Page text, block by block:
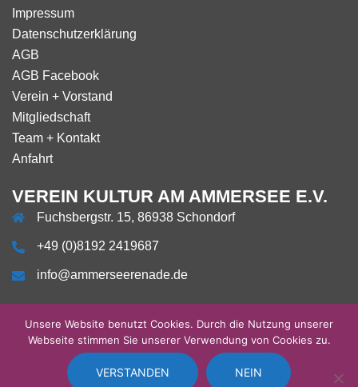
Impressum
Datenschutzerklärung
AGB
AGB Facebook
Verein + Vorstand
Mitgliedschaft
Team + Kontakt
Anfahrt
VEREIN KULTUR AM AMMERSEE E.V.
Fuchsbergstr. 15, 86938 Schondorf
+49 (0)8192 2419687
info@ammerseerenade.de
Unsere Website benutzt Cookies. Durch die Nutzung unserer
Webseite stimmen Sie unserer Verwendung von Cookies zu.
VERSTANDEN NEIN